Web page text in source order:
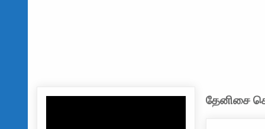
தேனிசை